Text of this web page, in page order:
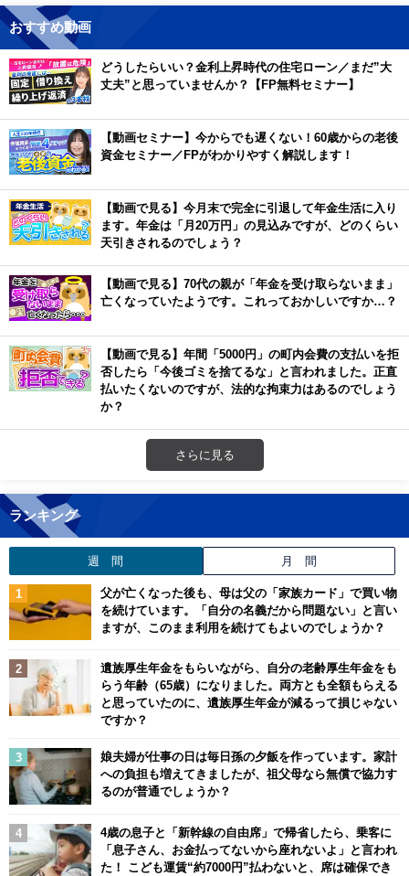
おすすめ動画
どうしたらいい？金利上昇時代の住宅ローン／まだ”大
丈夫”と思っていませんか？【FP無料セミナー】
【動画セミナー】今からでも遅くない！60歳からの老後
資金セミナー／FPがわかりやすく解説します！
【動画で見る】今月末で完全に引退して年金生活に入り
ます。年金は「月20万円」の見込みですが、どのくらい
天引きされるのでしょう？
【動画で見る】70代の親が「年金を受け取らないまま」
亡くなっていたようです。これっておかしいですか…？
【動画で見る】年間「5000円」の町内会費の支払いを拒
否したら「今後ゴミを捨てるな」と言われました。正直
払いたくないのですが、法的な拘束力はあるのでしょう
か？
さらに見る
ランキング
週 間 月 間
父が亡くなった後も、母は父の「家族カード」で買い物
を続けています。「自分の名義だから問題ない」と言い
ますが、このまま利用を続けてもよいのでしょうか？
遺族厚生年金をもらいながら、自分の老齢厚生年金をも
らう年齢（65歳）になりました。両方とも全額もらえる
と思っていたのに、遺族厚生年金が減るって損じゃない
ですか？
娘夫婦が仕事の日は毎日孫の夕飯を作っています。家計
への負担も増えてきましたが、祖父母なら無償で協力す
るのが普通でしょうか？
4歳の息子と「新幹線の自由席」で帰省したら、乗客に
「息子さん、お金払ってないから座れないよ」と言われ
た！ こども運賃“約7000円”払わないと、席は確保でき